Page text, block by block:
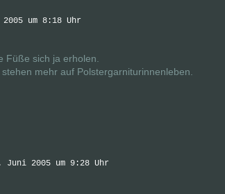
um 8:18 Uhr
Füße sich ja erholen.
mehr auf Polstergarniturinnenleben.
Juni 2005 um 9:28 Uhr